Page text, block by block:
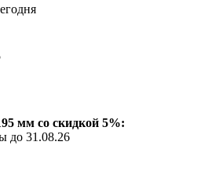
мм со скидкой 5%:
до 31.08.26